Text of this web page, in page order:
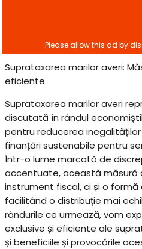
Suprataxarea marilor averi:
eficiente
Suprataxarea marilor averi
discutată în rândul
pentru reducerea
finanțări sustenabile pentru
Într-o lume marcată de
accentuate, această măsură
instrument fiscal, ci și o
facilitând o distribuție mai
rândurile ce urmează, vom
exclusive și eficiente ale
și beneficiile și provocările